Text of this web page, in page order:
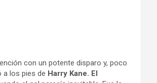
con un potente disparo y, poco
a los pies de Harry Kane. El